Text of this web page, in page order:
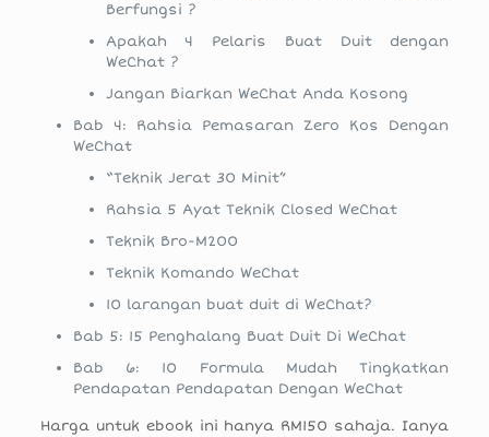
Berfungsi ?
Apakah 4 Pelaris Buat Duit dengan
WeChat ?
Jangan Biarkan WeChat Anda Kosong
Bab 4: Rahsia Pemasaran Zero Kos Dengan
WeChat
“Teknik Jerat 30 Minit”
Rahsia 5 Ayat Teknik Closed WeChat
Teknik Bro-M200
Teknik Komando WeChat
10 larangan buat duit di WeChat?
Bab 5: 15 Penghalang Buat Duit Di WeChat
Bab 6: 10 Formula Mudah Tingkatkan
Pendapatan Pendapatan Dengan WeChat
Harga untuk ebook ini hanya RM150 sahaja. Ianya